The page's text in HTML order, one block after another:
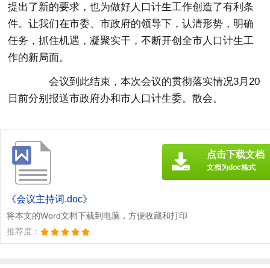
提出了新的要求，也为做好人口计生工作创造了有利条
件。让我们在市委、市政府的领导下，认清形势，明确
任务，抓住机遇，凝聚实干，不断开创全市人口计生工
作的新局面。
会议到此结束，本次会议的贯彻落实情况3月20
日前分别报送市政府办和市人口计生委。散会。
《会议主持词.doc》
将本文的Word文档下载到电脑，方便收藏和打印
推荐度：
点击下载文档
文档为doc格式